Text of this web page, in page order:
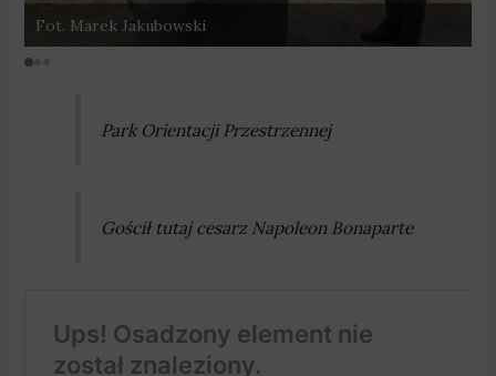
Fot. Marek Jakubowski
Park Orientacji Przestrzennej
Gościł tutaj cesarz Napoleon Bonaparte